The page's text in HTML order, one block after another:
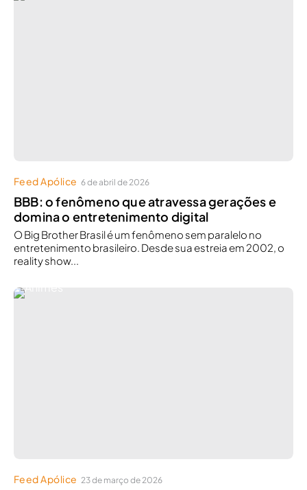
Feed Apólice 6 de abril de 2026
BBB: o fenômeno que atravessa gerações e
domina o entretenimento digital
O Big Brother Brasil é um fenômeno sem paralelo no
entretenimento brasileiro. Desde sua estreia em 2002, o
reality show...
Feed Apólice 23 de março de 2026